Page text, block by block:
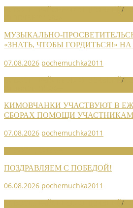
/
МУЗЫКАЛЬНО-
«ЗНАТЬ, ЧТОБЫ ГОРДИТЬСЯ!»
07.08.2026 pochemuchka2011
/
КИМОВЧАНКИ УЧАСТВУЮТ В
СБОРАХ ПОМОЩИ
07.08.2026 pochemuchka2011
ПОЗДРАВЛЯЕМ С ПОБЕДОЙ!
06.08.2026 pochemuchka2011
/